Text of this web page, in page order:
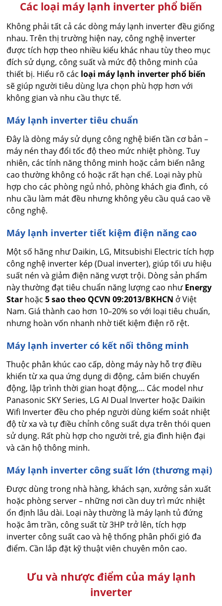
Các loại máy lạnh inverter phổ biến
Không phải tất cả các dòng máy lạnh inverter đều giống
nhau. Trên thị trường hiện nay, công nghệ inverter
được tích hợp theo nhiều kiểu khác nhau tùy theo mục
đích sử dụng, công suất và mức độ thông minh của
thiết bị. Hiểu rõ các loại máy lạnh inverter phổ biến
sẽ giúp người tiêu dùng lựa chọn phù hợp hơn với
không gian và nhu cầu thực tế.
Máy lạnh inverter tiêu chuẩn
Đây là dòng máy sử dụng công nghệ biến tần cơ bản –
máy nén thay đổi tốc độ theo mức nhiệt phòng. Tuy
nhiên, các tính năng thông minh hoặc cảm biến nâng
cao thường không có hoặc rất hạn chế. Loại này phù
hợp cho các phòng ngủ nhỏ, phòng khách gia đình, có
nhu cầu làm mát đều nhưng không yêu cầu quá cao về
công nghệ.
Máy lạnh inverter tiết kiệm điện năng cao
Một số hãng như Daikin, LG, Mitsubishi Electric tích hợp
công nghệ inverter kép (Dual inverter), giúp tối ưu hiệu
suất nén và giảm điện năng vượt trội. Dòng sản phẩm
này thường đạt tiêu chuẩn năng lượng cao như Energy
Star hoặc5 sao theo QCVN 09:2013/BKHCN ở Việt
Nam. Giá thành cao hơn 10–20% so với loại tiêu chuẩn,
nhưng hoàn vốn nhanh nhờ tiết kiệm điện rõ rệt.
Máy lạnh inverter có kết nối thông minh
Thuộc phân khúc cao cấp, dòng máy này hỗ trợ điều
khiển từ xa qua ứng dụng di động, cảm biến chuyển
động, lập trình thời gian hoạt động,... Các model như
Panasonic SKY Series, LG AI Dual Inverter hoặc Daikin
Wifi Inverter đều cho phép người dùng kiểm soát nhiệt
độ từ xa và tự điều chỉnh công suất dựa trên thói quen
sử dụng. Rất phù hợp cho người trẻ, gia đình hiện đại
và căn hộ thông minh.
Máy lạnh inverter công suất lớn (thương mại)
Được dùng trong nhà hàng, khách sạn, xưởng sản xuất
hoặc phòng server – những nơi cần duy trì mức nhiệt
ổn định lâu dài. Loại này thường là máy lạnh tủ đứng
hoặc âm trần, công suất từ 3HP trở lên, tích hợp
inverter công suất cao và hệ thống phân phối gió đa
điểm. Cần lắp đặt kỹ thuật viên chuyên môn cao.
Ưu và nhược điểm của máy lạnh
inverter